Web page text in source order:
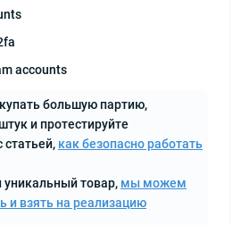
accounts
большую партию,
и протестируйте
как безопасно работать
товар, мы можем
и взять на реализацию